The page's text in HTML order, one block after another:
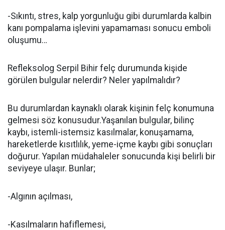
-Sıkıntı, stres, kalp yorgunluğu gibi durumlarda kalbin
kanı pompalama işlevini yapamaması sonucu emboli
oluşumu…
Refleksolog Serpil Bihir felç durumunda kişide
görülen bulgular nelerdir? Neler yapılmalıdır?
Bu durumlardan kaynaklı olarak kişinin felç konumuna
gelmesi söz konusudur.Yaşanılan bulgular, bilinç
kaybı, istemli-istemsiz kasılmalar, konuşamama,
hareketlerde kısıtlılık, yeme-içme kaybı gibi sonuçları
doğurur. Yapılan müdahaleler sonucunda kişi belirli bir
seviyeye ulaşır. Bunlar;
-Algının açılması,
-Kasılmaların hafiflemesi,